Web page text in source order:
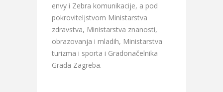
envy i Zebra komunikacije, a pod
pokroviteljstvom Ministarstva
zdravstva, Ministarstva znanosti,
obrazovanja i mladih, Ministarstva
turizma i sporta i Gradonačelnika
Grada Zagreba.